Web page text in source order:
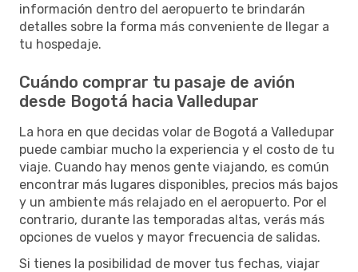
información dentro del aeropuerto te brindarán
detalles sobre la forma más conveniente de llegar a
tu hospedaje.
Cuándo comprar tu pasaje de avión
desde Bogotá hacia Valledupar
La hora en que decidas volar de Bogotá a Valledupar
puede cambiar mucho la experiencia y el costo de tu
viaje. Cuando hay menos gente viajando, es común
encontrar más lugares disponibles, precios más bajos
y un ambiente más relajado en el aeropuerto. Por el
contrario, durante las temporadas altas, verás más
opciones de vuelos y mayor frecuencia de salidas.
Si tienes la posibilidad de mover tus fechas, viajar